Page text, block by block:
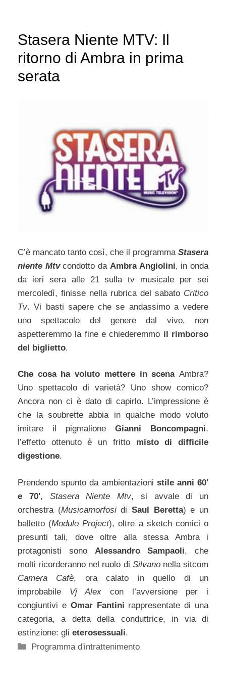
Stasera Niente MTV: Il
ritorno di Ambra in prima
serata
C’è mancato tanto così, che il programma Stasera
niente Mtvcondotto da Ambra Angiolini, in onda
da ieri sera alle 21 sulla tv musicale per sei
mercoledì, finisse nella rubrica del sabato Critico
Tv. Vi basti sapere che se andassimo a vedere
uno spettacolo del genere dal vivo, non
aspetteremmo la fine e chiederemmo il rimborso
del biglietto.
Che cosa ha voluto mettere in scena Ambra?
Uno spettacolo di varietà? Uno show comico?
Ancora non ci è dato di capirlo. L’impressione è
che la soubrette abbia in qualche modo voluto
imitare il pigmalione Gianni Boncompagni,
l’effetto ottenuto è un fritto misto di difficile
digestione.
Prendendo spunto da ambientazioni stile anni 60′
e 70′, Stasera Niente Mtv, si avvale di un
orchestra (MusicamorfosidiSaul Beretta) e un
balletto (Modulo Project), oltre a sketch comici o
presunti tali, dove oltre alla stessa Ambra i
protagonisti sono Alessandro Sampaoli, che
molti ricorderanno nel ruolo di Silvano nella sitcom
Camera Cafè, ora calato in quello di un
improbabile Vj Alexcon l’avversione per i
congiuntivi e Omar Fantini rappresentate di una
categoria, a detta della conduttrice, in via di
estinzione: gli eterosessuali.
Categorie
Programma d'intrattenimento